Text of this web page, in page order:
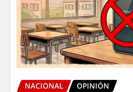
NACIONAL OPINIÓN